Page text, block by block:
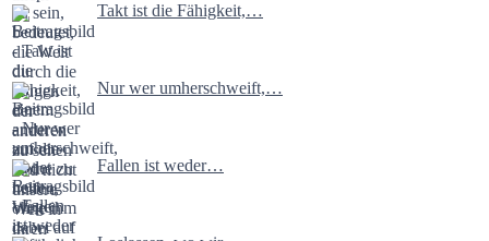
Takt ist die Fähigkeit,…
Nur wer umherschweift,…
Fallen ist weder…